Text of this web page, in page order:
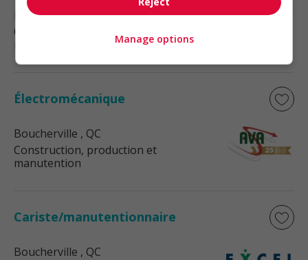
Boucherville, QC
Construction, production et
Électromécanique
Boucherville , QC
Construction, production et
manutention
Cariste/manutentionnaire
Boucherville , QC
Manage options